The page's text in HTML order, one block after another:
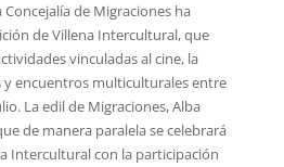
Concejalía de Migraciones ha
de Villena Intercultural, que
vinculadas al cine, la
y encuentros multiculturales entre
La edil de Migraciones, Alba
de manera paralela se celebrará
Intercultural con la participación